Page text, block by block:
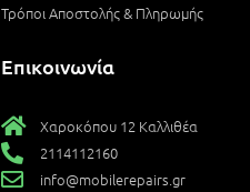
Τρόποι Αποστολής & Πληρωμής
Επικοινωνία
Χαροκόπου 12 Καλλιθέα
2114112160
info@mobilerepairs.gr